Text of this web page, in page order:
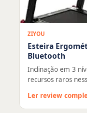
ZIYOU
Esteira
Bluetooth
Inclinação em 3
recursos raros
Ler review